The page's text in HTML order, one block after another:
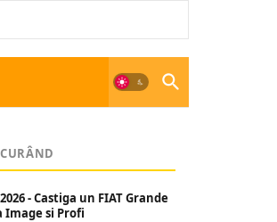
- Castiga un FIAT Grande
Image si Profi